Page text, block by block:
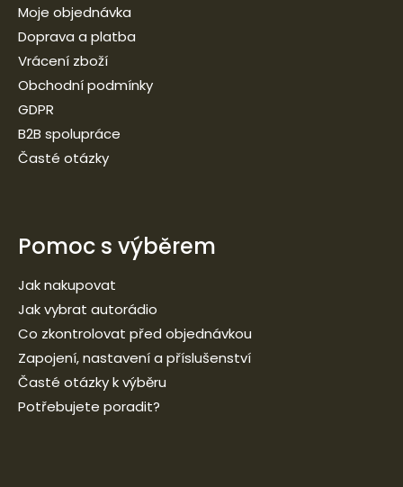
Moje objednávka
Doprava a platba
Vrácení zboží
Obchodní podmínky
GDPR
B2B spolupráce
Časté otázky
Pomoc s výběrem
Jak nakupovat
Jak vybrat autorádio
Co zkontrolovat před objednávkou
Zapojení, nastavení a příslušenství
Časté otázky k výběru
Potřebujete poradit?